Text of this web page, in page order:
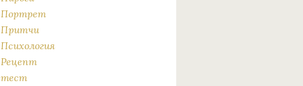
Портрет
Притчи
Психология
Рецепт
тест